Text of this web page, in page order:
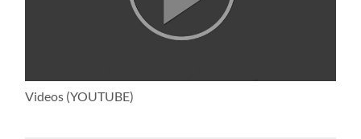
Videos (YOUTUBE)